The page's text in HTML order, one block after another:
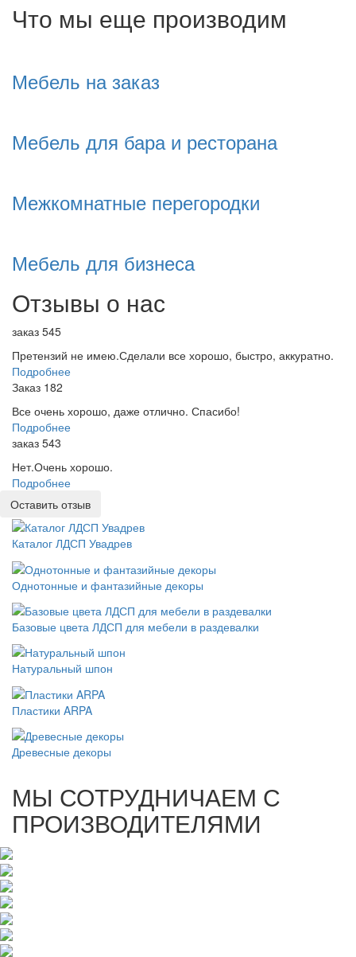
Что мы еще производим
Мебель на заказ
Мебель для бара и ресторана
Межкомнатные перегородки
Мебель для бизнеса
Отзывы о нас
заказ 545
Претензий не имею.Сделали все хорошо, быстро, аккуратно.
Подробнее
Заказ 182
Все очень хорошо, даже отлично. Спасибо!
Подробнее
заказ 543
Нет.Очень хорошо.
Подробнее
Оставить отзыв
Каталог ЛДСП Увадрев
Однотонные и фантазийные декоры
Базовые цвета ЛДСП для мебели в раздевалки
Натуральный шпон
Пластики ARPA
Древесные декоры
МЫ СОТРУДНИЧАЕМ С
ПРОИЗВОДИТЕЛЯМИ